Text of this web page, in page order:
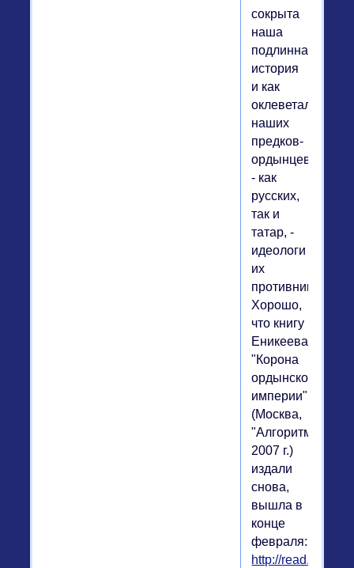
сокрыта
наша
подлинная
история
и как
оклеветали
наших
предков-
ордынцев
- как
руcских,
так и
татар, -
идеологи
их
противников.
Хорошо,
что книгу
Еникеева
"Корона
ордынской
империи"
(Москва,
"Алгоритм",
2007 г.)
издали
снова,
вышла в
конце
февраля:
http://read.ru/id/